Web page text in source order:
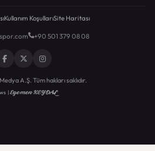
Kullanım KoşullarıSite Haritası
+90 501 379 08 08
A.Ş. Tüm hakları saklıdır.
|Egemen KEYDAL